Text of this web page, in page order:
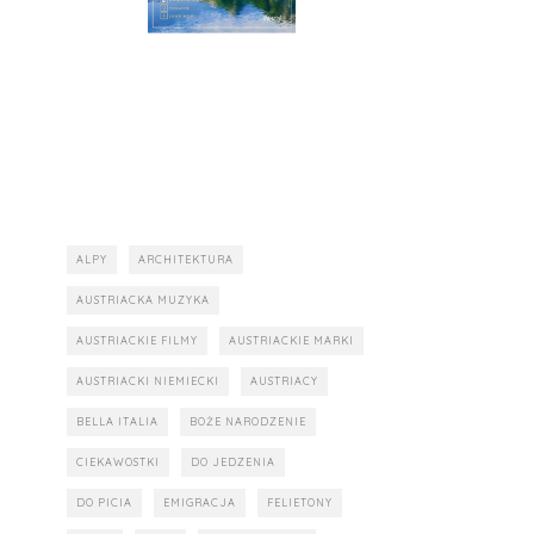
ALPY ARCHITEKTURA
AUSTRIACKA MUZYKA
AUSTRIACKIE FILMY AUSTRIACKIE MARKI
AUSTRIACKI NIEMIECKI AUSTRIACY
BELLA ITALIA BOŻE NARODZENIE
CIEKAWOSTKI DO JEDZENIA
DO PICIA EMIGRACJA FELIETONY